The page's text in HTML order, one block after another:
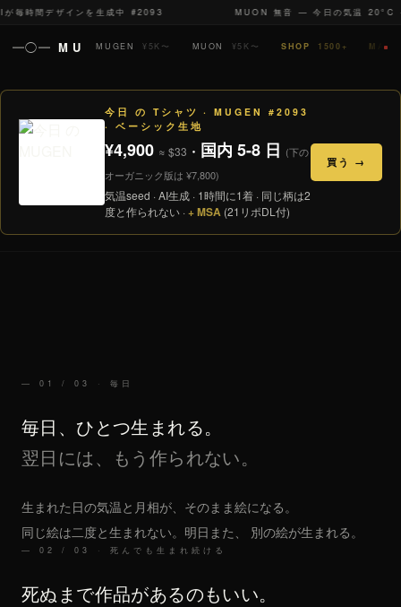
時間デザインを生成中 #2093 MUON 無音 — 今日の気温 20°C
━◯━ MU MUGEN ¥5K〜 MUON ¥5K〜 SHOP 1500+
今日 の Tシャツ · MUGEN #2093
· ベーシック生地
¥4,900 ≈ $33 · 国内 5-8 日 (下の
オーガニック版は ¥7,800)
気温seed · AI生成 · 1時間に1着 · 同じ柄は2
度と作られない ·+ MSA (21リポDL付)
買う →
— 01 / 03 · 毎日
毎日、ひとつ生まれる。
翌日には、もう作られない。
生まれた日の気温と月相が、そのまま絵になる。
同じ絵は二度と生まれない。明日また、 別の絵が生まれる。
— 02 / 03 · 死んでも生まれ続ける
死ぬまで作品があるのもいい。